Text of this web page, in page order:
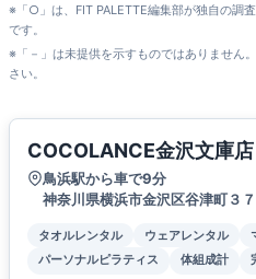
※「○」は、FIT PALETTE編集部が独自の調
です。
※「－」は未提供を示すものではありません
さい。
COCOLANCE金沢文庫店
鳥浜駅から車で9分
神奈川県横浜市金沢区谷津町３
タオルレンタル ウェアレンタル
パーソナルピラティス
体組成計